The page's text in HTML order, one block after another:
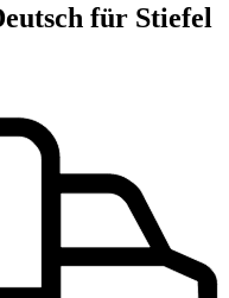
für Stiefel